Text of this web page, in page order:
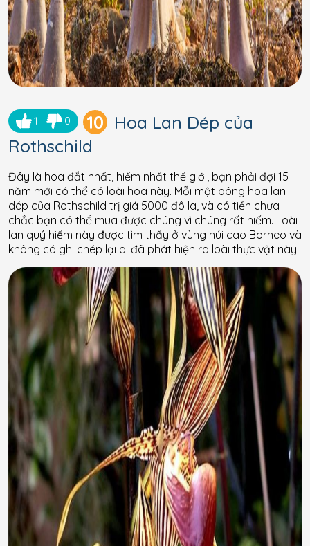
1 0 10 Hoa Lan Dép của
Rothschild
Đây là hoa đắt nhất, hiếm nhất thế giới, bạn phải đợi 15
năm mới có thể có loài hoa này. Mỗi một bông hoa lan
dép của Rothschild trị giá 5000 đô la, và có tiền chưa
chắc bạn có thể mua được chúng vì chúng rất hiếm. Loài
lan quý hiếm này được tìm thấy ở vùng núi cao Borneo và
không có ghi chép lại ai đã phát hiện ra loài thực vật này.